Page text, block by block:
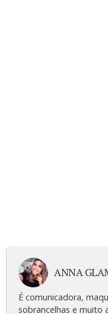
ANNA
É comunicadora,
sobrancelhas e muito